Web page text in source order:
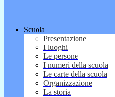
Scuola
Presentazione
I luoghi
Le persone
I numeri della scuola
Le carte della scuola
Organizzazione
La storia